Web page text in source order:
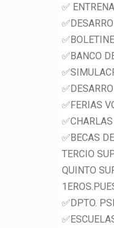
✅
✅BANCO
✅FERIAS
✅BECAS
TERCIO
QUINTO
✅DPTO.